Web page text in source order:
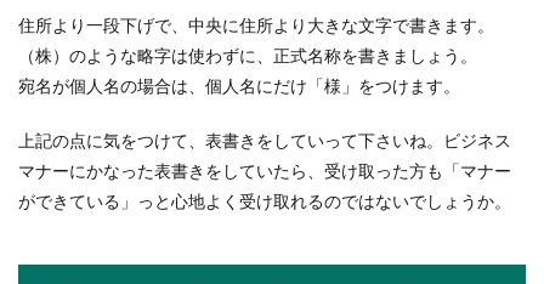
住所より一段下げで、中央に住所より大きな文字で書きます。
（株）のような略字は使わずに、正式名称を書きましょう。
宛名が個人名の場合は、個人名にだけ「様」をつけます。
上記の点に気をつけて、表書きをしていって下さいね。ビジネス
マナーにかなった表書きをしていたら、受け取った方も「マナー
ができている」っと心地よく受け取れるのではないでしょうか。